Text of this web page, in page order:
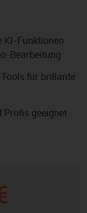
KI-Funktionen
Bearbeitung
für brillante
Profis geeignet